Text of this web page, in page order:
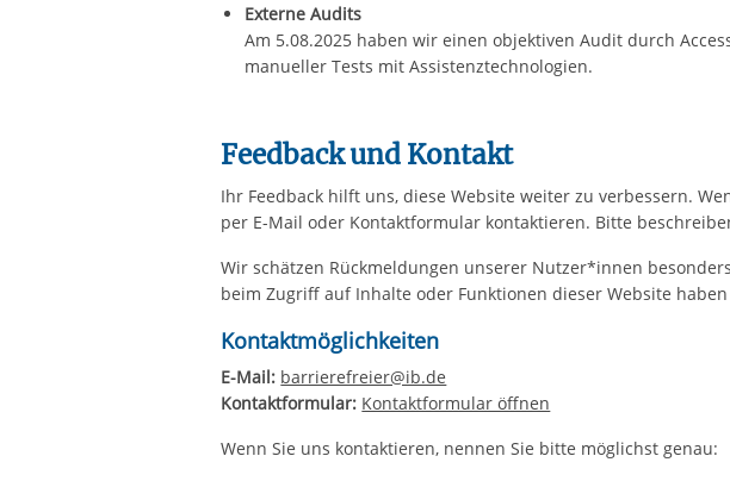
Externe Audits
Am 5.08.2025 haben wir einen objektiven Audit durch
manueller Tests mit Assistenztechnologien.
Feedback und Kontakt
Ihr Feedback hilft uns, diese Website weiter zu verbessern.
per E-Mail oder Kontaktformular kontaktieren. Bitte
Wir schätzen Rückmeldungen unserer Nutzer*innen
beim Zugriff auf Inhalte oder Funktionen dieser Website
Kontaktmöglichkeiten
E-Mail: barrierefreier@ib.de
Kontaktformular: Kontaktformular öffnen
Wenn Sie uns kontaktieren, nennen Sie bitte möglichst genau: